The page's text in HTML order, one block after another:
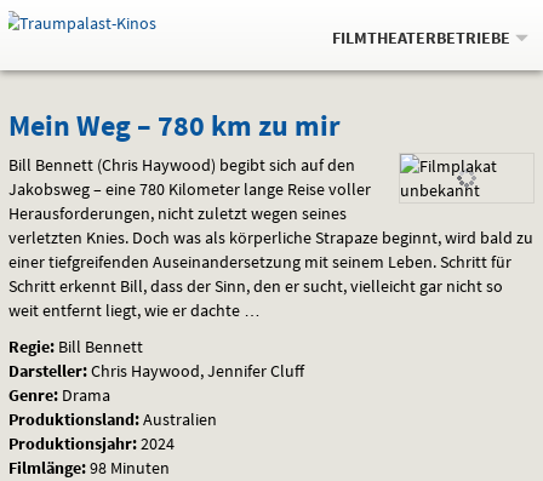
Springe
zum
,zum
.
Navigation
Service
Gehe
zur
Auswahl
FILMTHEATERBETRIEBE
Mein
Weg
–
780
km
zu
mir
Mein Weg – 780 km zu mir
Bill Bennett (Chris Haywood) begibt sich auf den
Jakobsweg – eine 780 Kilometer lange Reise voller
Herausforderungen, nicht zuletzt wegen seines
verletzten Knies. Doch was als körperliche Strapaze beginnt, wird bald zu
einer tiefgreifenden Auseinandersetzung mit seinem Leben. Schritt für
Schritt erkennt Bill, dass der Sinn, den er sucht, vielleicht gar nicht so
weit entfernt liegt, wie er dachte …
Regie: Bill Bennett
Darsteller:Chris Haywood, Jennifer Cluff
Genre: Drama
Produktionsland:Australien
Produktionsjahr:2024
Filmlänge:98 Minuten